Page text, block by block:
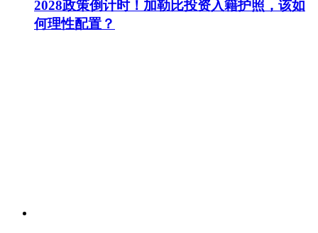
2028政策倒计时！加勒比投资入籍护照，该如
何理性配置？